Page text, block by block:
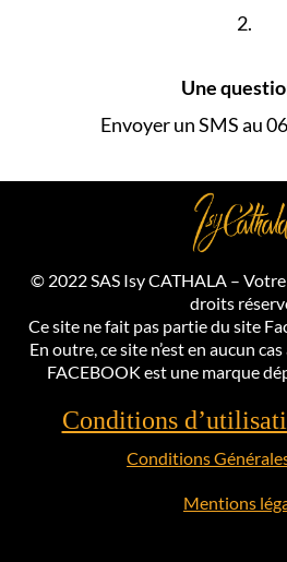
2.
Une
Envoyer un SMS au
© 2022 SAS Isy CATHALA – Votre
droits
Ce site ne fait pas partie du site
En outre, ce site n’est en aucun
FACEBOOK est une marque
Conditions
Conditions
Mentions